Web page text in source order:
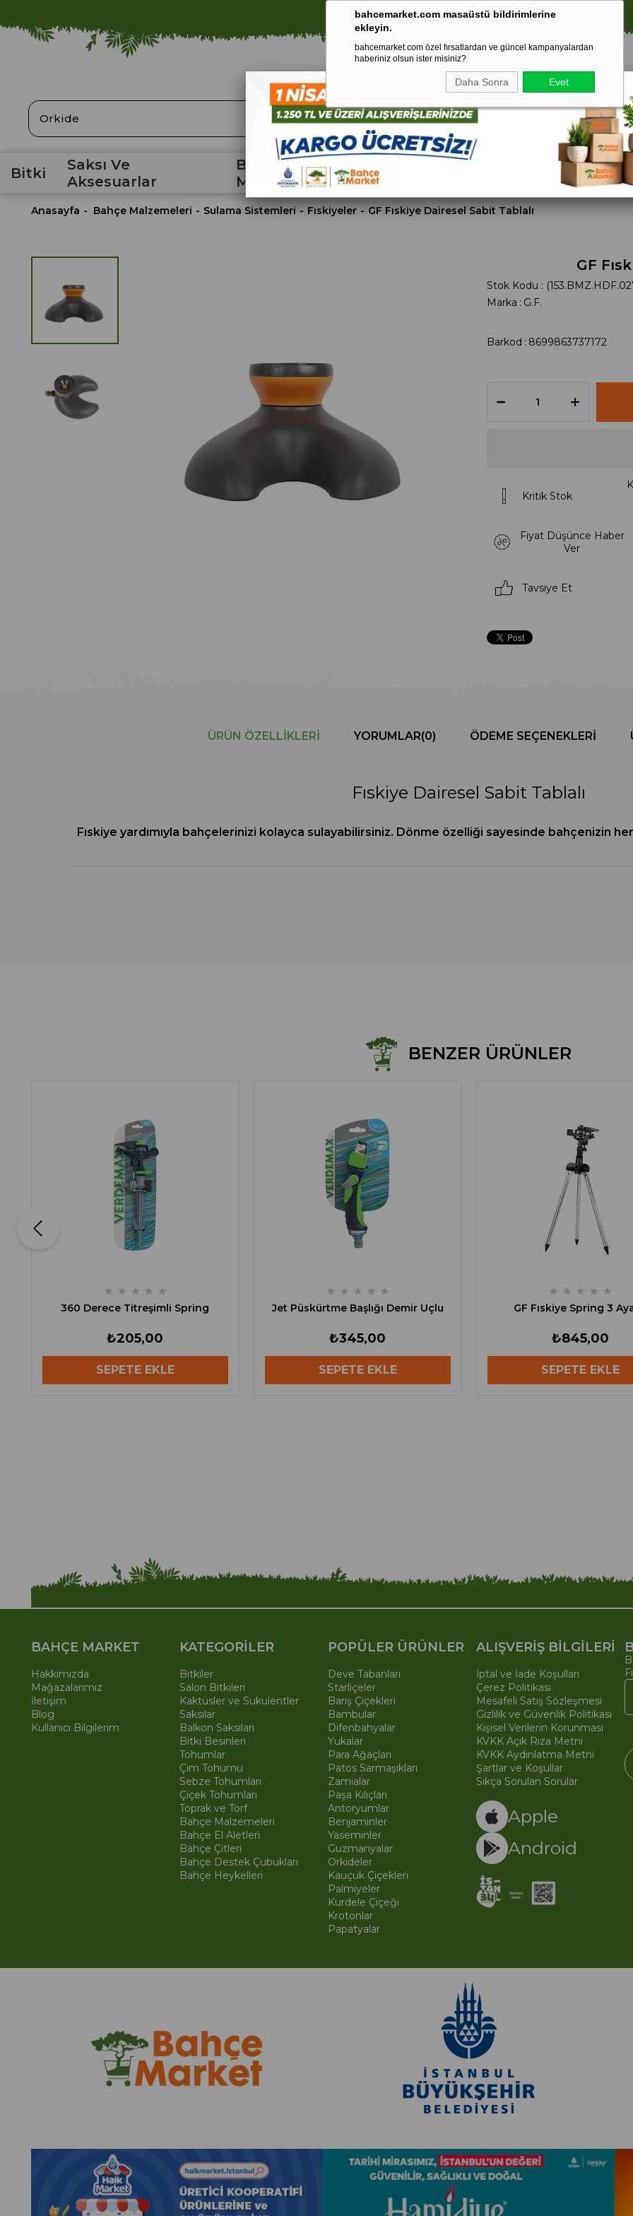
bahcemarket.com masaüstü bildirimlerine
ekleyin.
bahcemarket.com özel fırsatlardan ve güncel kampanyalardan
haberiniz olsun ister misiniz?
Daha Sonra Evet
⚠️ SATIŞLARIMIZ YALNIZCA İSTANBUL İLİ İLE SINIRLIDIR.
ARA
Bitki
Saksı Ve
Aksesuarlar
Bahçe
Malzemeleri
Anasayfa Bahçe Malzemeleri Sulama Sistemleri Fıskiyeler GF Fıskiye Dairesel Sabit Tablalı
GF
Stok Kodu
Marka : G.F.
Barkod : 8699863737172
Kritik Stok
Fiyat Düşünce Haber
Ver
Tavsiye Et
ÜRÜN ÖZELLIKLERI YORUMLAR(0) ÖDEME SEÇENEKLERI
Fıskiye Dairesel Sabit Tablalı
Fıskiye yardımıyla bahçelerinizi kolayca sulayabilirsiniz. Dönme özelliği sayesinde bahçenizin
BENZER ÜRÜNLER
★ ★ ★ ★ ★
360 Derece Titreşimli Spring
₺205,00
SEPETE EKLE
★ ★ ★ ★ ★
Jet Püskürtme Başlığı Demir Uçlu
₺345,00
SEPETE EKLE
★ ★ ★ ★ ★
GF Fıskiye Spring 3
₺845,00
SEPETE EKLE
BAHÇE MARKET
Hakkımızda
Mağazalarımız
İletişim
Blog
Kullanıcı Bilgilerim
KATEGORİLER
Bitkiler
Salon Bitkileri
Kaktüsler ve Sukulentler
Saksılar
Balkon Saksıları
Bitki Besinleri
Tohumlar
Çim Tohumu
Sebze Tohumları
Çiçek Tohumları
Toprak ve Torf
Bahçe Malzemeleri
Bahçe El Aletleri
Bahçe Çitleri
Bahçe Destek Çubukları
Bahçe Heykelleri
POPÜLER ÜRÜNLER
Deve Tabanları
Starliçeler
Barış Çiçekleri
Bambular
Difenbahyalar
Yukalar
Para Ağaçları
Patos Sarmaşıkları
Zamialar
Paşa Kılıçları
Antoryumlar
Benjaminler
Yaseminler
Guzmanyalar
Orkideler
Kauçuk Çiçekleri
Palmiyeler
Kurdele Çiçeği
Krotonlar
Papatyalar
ALIŞVERİŞ BİLGİLERİ
İptal ve İade Koşulları
Çerez Politikası
Mesafeli Satış Sözleşmesi
Gizlilik ve Güvenlik Politikası
Kişisel Verilerin Korunması
KVKK Açık Rıza Metni
KVKK Aydınlatma Metni
Şartlar ve Koşullar
Sıkça Sorulan Sorular
Apple
Android